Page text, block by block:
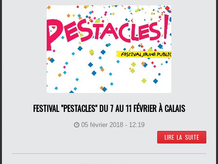
FESTIVAL "PESTACLES" DU 7 AU 11 FÉVRIER À CALAIS
05 février 2018 - 12:19
LIRE LA SUITE